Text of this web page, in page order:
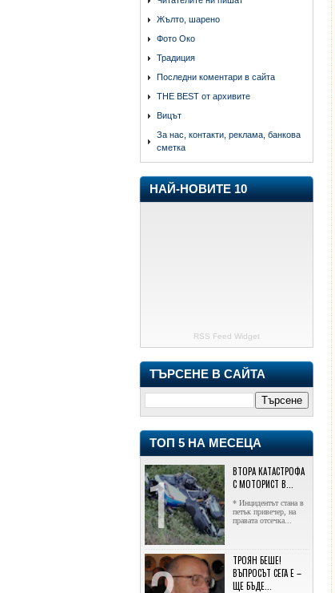
Жълто, шарено
Фото Око
Традиция
Последни коментари в сайта
THE BEST от архивите
Вицът
За нас, контакти, реклама, банкова
сметка
НАЙ-НОВИТЕ 10
RSS Feed Widget
ТЪРСЕНЕ В САЙТА
ТОП 5 НА МЕСЕЦА
ВТОРА КАТАСТРОФА
С МОТОРИСТ В...
* Инцидентът стана в
петък привечер, на
правата отсечка...
ТРОЯН БЕШЕ!
ВЪПРОСЪТ СЕГА Е –
ЩЕ БЪДЕ...